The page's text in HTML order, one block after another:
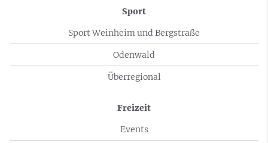
Sport
Sport Weinheim und Bergstraße
Odenwald
Überregional
Freizeit
Events